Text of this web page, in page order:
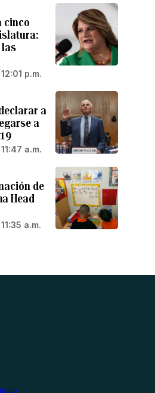
cinco
las
p.m.
a
a
a.m.
de
Head
a.m.